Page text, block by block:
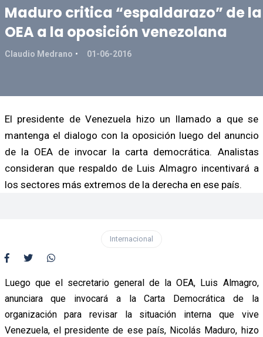
Maduro critica “espaldarazo” de la
OEA a la oposición venezolana
Claudio Medrano 01-06-2016
El presidente de Venezuela hizo un llamado a que se
mantenga el dialogo con la oposición luego del anuncio
de la OEA de invocar la carta democrática. Analistas
consideran que respaldo de Luis Almagro incentivará a
los sectores más extremos de la derecha en ese país.
Internacional
Luego que el secretario general de la OEA, Luis Almagro,
anunciara que invocará a la Carta Democrática de la
organización para revisar la situación interna que vive
Venezuela, el presidente de ese país, Nicolás Maduro, hizo